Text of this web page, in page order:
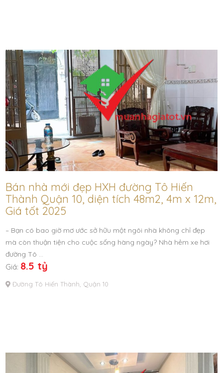
Bán nhà mới đẹp HXH đường Tô Hiến
Thành Quận 10, diện tích 48m2, 4m x 12m,
Giá tốt 2025
– Bạn có bao giờ mơ ước sở hữu một ngôi nhà không chỉ đẹp
mà còn thuận tiện cho cuộc sống hàng ngày? Nhà hẻm xe hơi
đường Tô …
Giá: 8.5 tỷ
Đường Tô Hiến Thành, Quận 10